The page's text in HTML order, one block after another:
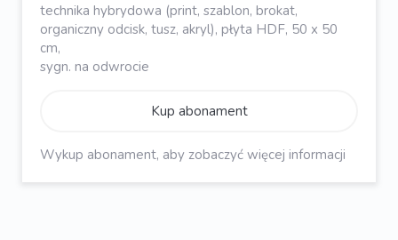
technika hybrydowa (print, szablon, brokat,
organiczny odcisk, tusz, akryl), płyta HDF, 50 x 50
cm,
sygn. na odwrocie
Kup abonament
Wykup abonament, aby zobaczyć więcej informacji